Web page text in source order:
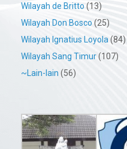
Wilayah de Britto (13)
Wilayah Don Bosco (25)
Wilayah Ignatius Loyola (84)
Wilayah Sang Timur(107)
~Lain-lain (56)